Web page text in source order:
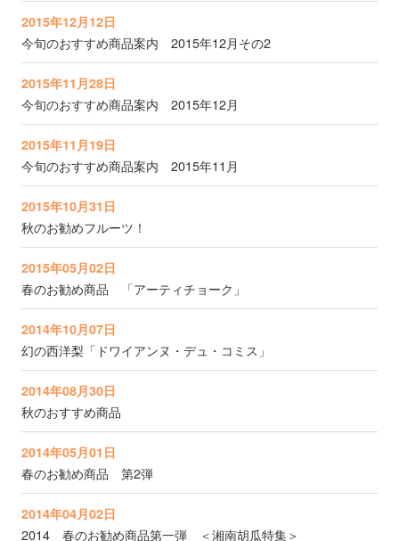
2015年12月12日
今旬のおすすめ商品案内 2015年12月その2
2015年11月28日
今旬のおすすめ商品案内 2015年12月
2015年11月19日
今旬のおすすめ商品案内 2015年11月
2015年10月31日
秋のお勧めフルーツ！
2015年05月02日
春のお勧め商品 「アーティチョーク」
2014年10月07日
幻の西洋梨「ドワイアンヌ・デュ・コミス」
2014年08月30日
秋のおすすめ商品
2014年05月01日
春のお勧め商品 第2弾
2014年04月02日
2014 春のお勧め商品第一弾 ＜湘南胡瓜特集＞